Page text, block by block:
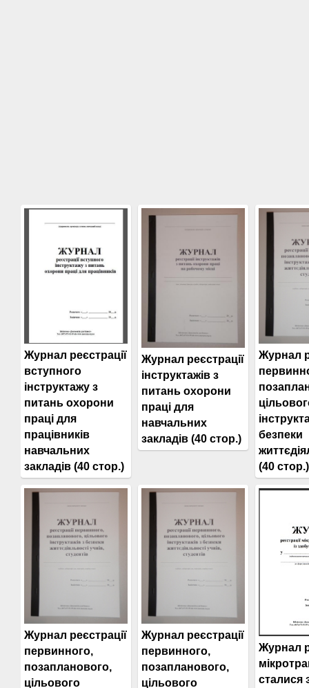
Журнал реєстрації
вступного
інструктажу з
питань охорони
праці для
працівників
навчальних
закладів (40 стор.)
Журнал реєстрації
інструктажів з
питань охорони
праці для
навчальних
закладів (40 стор.)
Журнал
безпеки
(40 стор.)
Журнал реєстрації
первинного,
позапланового,
цільового
Журнал реєстрації
первинного,
позапланового,
цільового
Журнал
сталися